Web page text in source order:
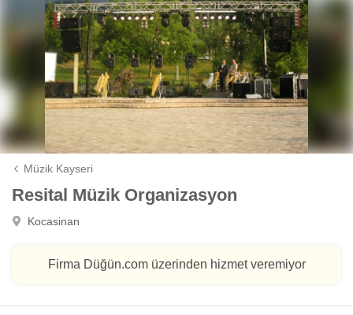
Müzik Kayseri
Resital Müzik Organizasyon
Kocasinan
Firma Düğün.com üzerinden hizmet veremiyor